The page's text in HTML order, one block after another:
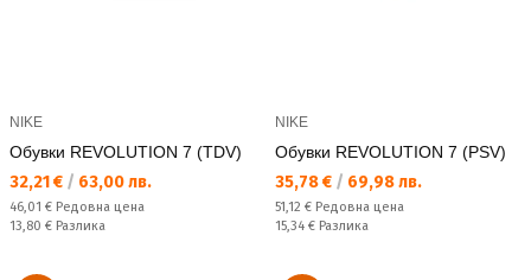
NIKE
Обувки REVOLUTION 7 (TDV)
Текуща цена:
32,21 € / 63,00 лв.
Редовна цена:
46,01 € Редовна цена
Спестявате:
13,80 € Разлика
NIKE
Обувки REVOLUTION 7 (PSV)
Текуща цена:
35,78 € / 69,98 лв.
Редовна цена:
51,12 € Редовна цена
Спестявате:
15,34 € Разлика